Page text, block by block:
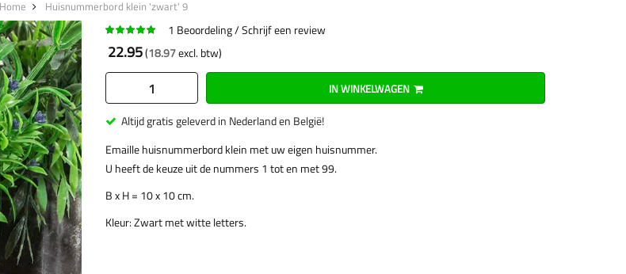
Home Huisnummerbord klein 'zwart' 9
1 Beoordeling Schrijf een review
22.95 18.97
IN WINKELWAGEN
Altijd gratis geleverd in Nederland en België!
Emaille huisnummerbord klein met uw eigen huisnummer.
U heeft de keuze uit de nummers 1 tot en met 99.
B x H = 10 x 10 cm.
Kleur: Zwart met witte letters.